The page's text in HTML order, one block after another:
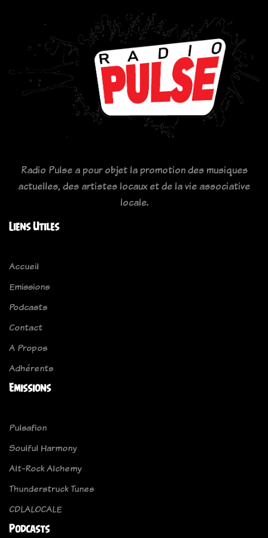
Radio Pulse a pour objet la promotion des musiques
actuelles, des artistes locaux et de la vie associative
locale.
Liens Utiles
Accueil
Emissions
Podcasts
Contact
A Propos
Adhérents
Emissions
Pulsafion
Soulful Harmony
Alt-Rock Alchemy
Thunderstruck Tunes
CDLALOCALE
Podcasts